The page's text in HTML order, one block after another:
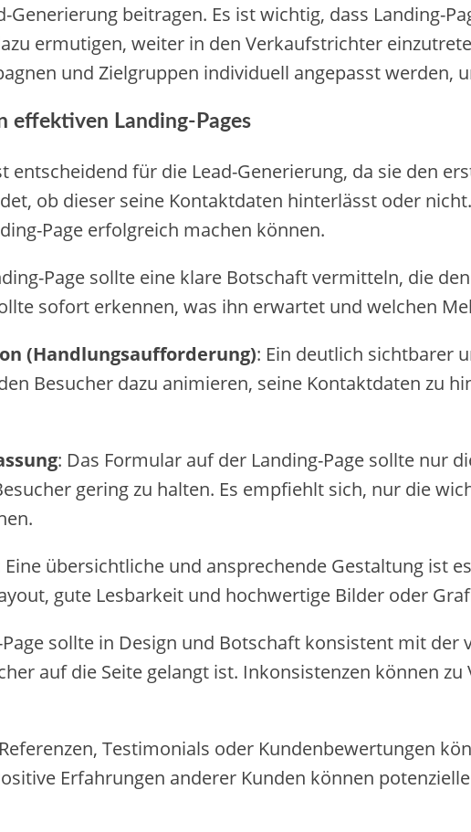
Generierung beitragen. Es ist wichtig, dass Landing-
ermutigen, weiter in den Verkaufstrichter
und Zielgruppen individuell angepasst werden,
effektiven Landing-Pages
entscheidend für die Lead-Generierung, da sie den
ob dieser seine Kontaktdaten hinterlässt oder
Page erfolgreich machen können.
Page sollte eine klare Botschaft vermitteln, die
sofort erkennen, was ihn erwartet und welchen
(Handlungsaufforderung): Ein deutlich sichtbarer
Besucher dazu animieren, seine Kontaktdaten zu
: Das Formular auf der Landing-Page sollte nur
gering zu halten. Es empfiehlt sich, nur die
Eine übersichtliche und ansprechende Gestaltung ist
gute Lesbarkeit und hochwertige Bilder oder
Page sollte in Design und Botschaft konsistent mit
auf die Seite gelangt ist. Inkonsistenzen können
Testimonials oder Kundenbewertungen
Erfahrungen anderer Kunden können